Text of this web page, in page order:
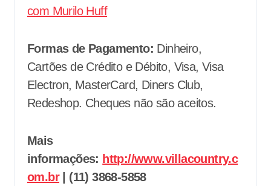
com Murilo Huff
Formas de Pagamento: Dinheiro,
Cartões de Crédito e Débito, Visa, Visa
Electron, MasterCard, Diners Club,
Redeshop. Cheques não são aceitos.
Mais
informações: http://www.villacountry.c
om.br| (11) 3868-5858